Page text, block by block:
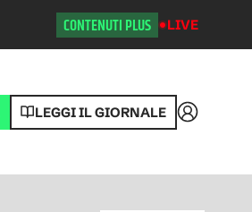
CONTENUTI PLUS LIVE
LEGGI IL GIORNALE Accedi